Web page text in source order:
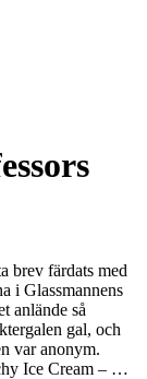
brev färdats med
i Glassmannens
anlände så
gal, och
var anonym.
Ice Cream – …